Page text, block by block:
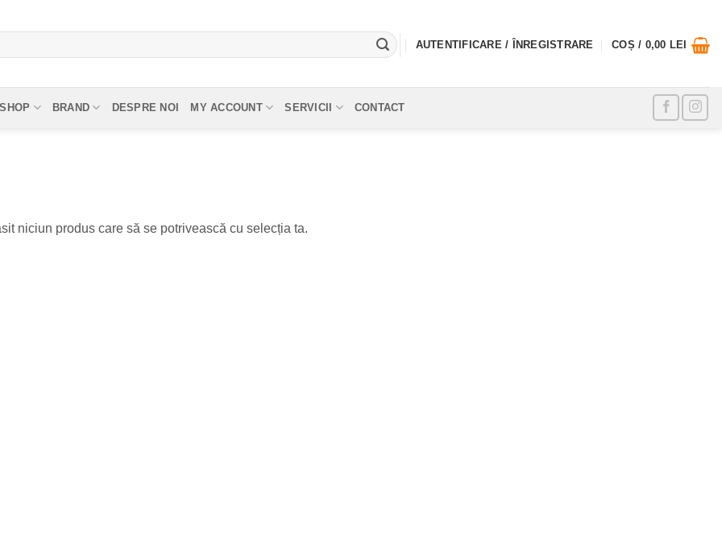
AUTENTIFICARE / ÎNREGISTRARE COȘ / 0,00 LEI
SHOP BRAND DESPRE NOI MY ACCOUNT SERVICII CONTACT
niciun produs care să se potrivească cu selecția ta.